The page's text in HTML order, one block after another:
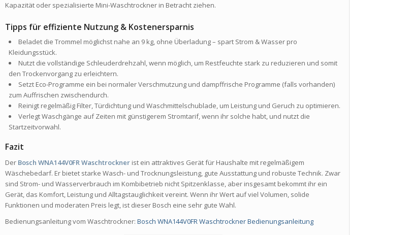
Kapazität oder spezialisierte Mini-Waschtrockner in Betracht ziehen.
Tipps für effiziente Nutzung & Kostenersparnis
Beladet die Trommel möglichst nahe an 9 kg, ohne Überladung – spart Strom & Wasser pro
Kleidungsstück.
Nutzt die vollständige Schleuderdrehzahl, wenn möglich, um Restfeuchte stark zu reduzieren und somit
den Trockenvorgang zu erleichtern.
Setzt Eco-Programme ein bei normaler Verschmutzung und dampffrische Programme (falls vorhanden)
zum Auffrischen zwischendurch.
Reinigt regelmäßig Filter, Türdichtung und Waschmittelschublade, um Leistung und Geruch zu optimieren.
Verlegt Waschgänge auf Zeiten mit günstigerem Stromtarif, wenn ihr solche habt, und nutzt die
Startzeitvorwahl.
Fazit
Der Bosch WNA144V0FR Waschtrockner ist ein attraktives Gerät für Haushalte mit regelmäßigem
Wäschebedarf. Er bietet starke Wasch- und Trocknungsleistung, gute Ausstattung und robuste Technik. Zwar
sind Strom- und Wasserverbrauch im Kombibetrieb nicht Spitzenklasse, aber insgesamt bekommt ihr ein
Gerät, das Komfort, Leistung und Alltagstauglichkeit vereint. Wenn ihr Wert auf viel Volumen, solide
Funktionen und moderaten Preis legt, ist dieser Bosch eine sehr gute Wahl.
Bedienungsanleitung vom Waschtrockner:Bosch WNA144V0FR Waschtrockner Bedienungsanleitung